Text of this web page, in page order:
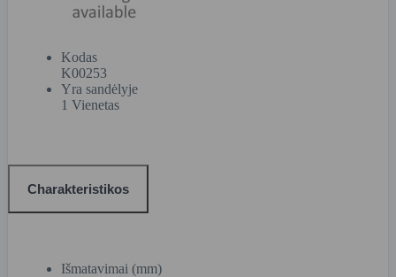
Kodas
K00253
Yra sandėlyje
1 Vienetas
Charakteristikos
Išmatavimai (mm)